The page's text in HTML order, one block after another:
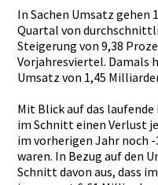
In Sachen Umsatz gehen
Quartal von
Steigerung­ von 9,38
Vorjahresv­iertel. Damals
Umsatz von 1,45
Mit Blick auf das
im Schnitt einen Verlust
im vorherigen­ Jahr noch
waren. In Bezug auf den
Schnitt davon aus, dass